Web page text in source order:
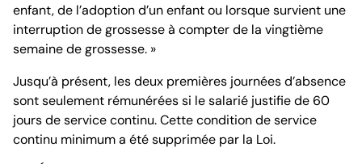
enfant, de l’adoption d’un enfant ou lorsque survient une
interruption de grossesse à compter de la vingtième
semaine de grossesse. »
Jusqu’à présent, les deux premières journées d’absence
sont seulement rémunérées si le salarié justifie de 60
jours de service continu. Cette condition de service
continu minimum a été supprimée par la Loi.